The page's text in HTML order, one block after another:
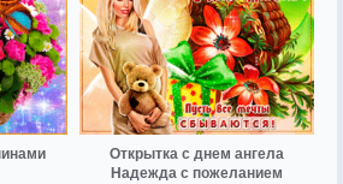
Открытка с днем ангела
Надежда с пожеланием